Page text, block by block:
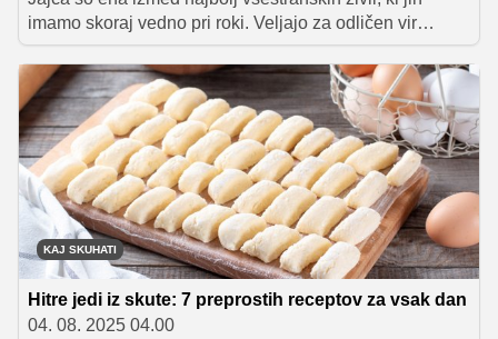
imamo skoraj vedno pri roki. Veljajo za odličen vir
beljakovin, vitaminov in mineralov, poleg tega pa jih
lahko pripravimo na nešteto načinov. So zelo
priljubljena izbira za pripravo zdravih in hranljivih
zajtrkov, pogosto pa se pojavi vprašanje: ali so jajca
primerna tudi za večerjo?
KAJ SKUHATI
Hitre jedi iz skute: 7 preprostih receptov za vsak dan
04. 08. 2025 04.00